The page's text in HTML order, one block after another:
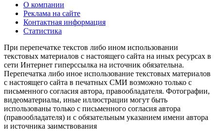
О компании
Реклама на сайте
Контактная информация
Статистика
При перепечатке текстов либо ином использовании
текстовых материалов с настоящего сайта на иных ресурсах в
сети Интернет гиперссылка на источник обязательна.
Перепечатка либо иное использование текстовых материалов
с настоящего сайта в печатных СМИ возможно только с
письменного согласия автора, правообладателя. Фотографии,
видеоматериалы, иные иллюстрации могут быть
использованы только с письменного согласия автора
(правообладателя) и с обязательным указанием имени автора
и источника заимствования